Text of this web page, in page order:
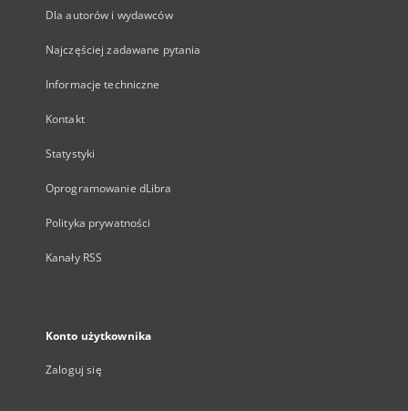
Dla autorów i wydawców
Najczęściej zadawane pytania
Informacje techniczne
Kontakt
Statystyki
Oprogramowanie dLibra
Polityka prywatności
Kanały RSS
Konto użytkownika
Zaloguj się